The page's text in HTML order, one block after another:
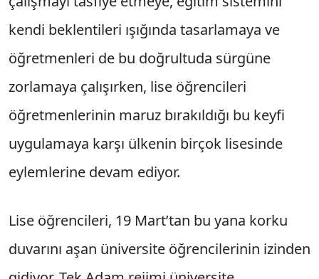
kendi beklentileri ışığında tasarlamaya ve
öğretmenleri de bu doğrultuda sürgüne
zorlamaya çalışırken, lise öğrencileri
öğretmenlerinin maruz bırakıldığı bu keyfi
uygulamaya karşı ülkenin birçok lisesinde
eylemlerine devam ediyor.
Lise öğrencileri, 19 Mart’tan bu yana korku
duvarını aşan üniversite öğrencilerinin izinden